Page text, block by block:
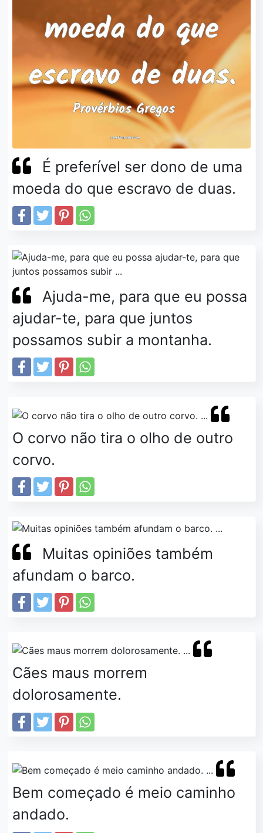
É preferível ser dono de uma
moeda do que escravo de duas.
Ajuda-me, para que eu possa
ajudar-te, para que juntos
possamos subir a montanha.
O corvo não tira o olho de outro
corvo.
Muitas opiniões também
afundam o barco.
Cães maus morrem
dolorosamente.
Bem começado é meio caminho
andado.